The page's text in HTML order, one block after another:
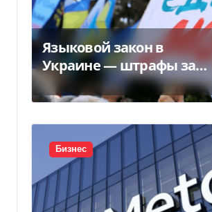
Языковой закон в
Украине — штрафы за
нарушение вырастут до
170 тысяч
Бизнес